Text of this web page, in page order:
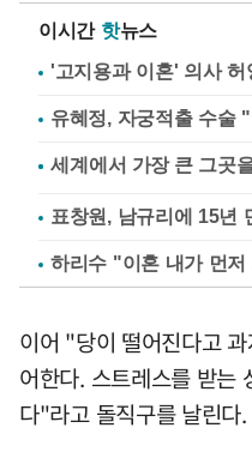
이시간 핫뉴스
'고지용과 이혼' 의사 허
유혜정, 자궁적출 수술
표창원, 남규리에 15
하리수 "이혼 내가 먼
이어 "당이 떨어진다고
어한다. 스트레스를 받는
다"라고 돌직구를 날린다.